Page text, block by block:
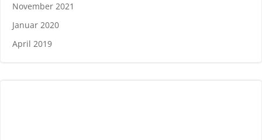
November 2021
Januar 2020
April 2019